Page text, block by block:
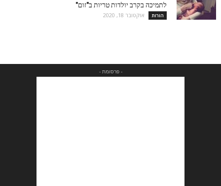
לתמיכה בקרב יולדות טריות ב"זום"
הורות אוקטובר 18, 2020
- פרסומת -